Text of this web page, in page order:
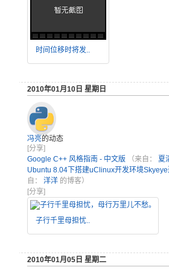
时间位移时将发..
2010年01月10日 星期日
冯亮的动态
[分享]
Google C++ 风格指南 - 中文版
（来自： 夏
Ubuntu 8.04下搭建uClinux开发环境
自： 洋洋 的博客）
[分享]
子行千里母担忧..
2010年01月05日 星期二